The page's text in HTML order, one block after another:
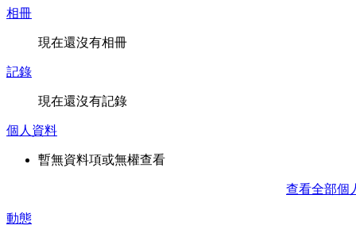
相冊
現在還沒有相冊
記錄
現在還沒有記錄
個人資料
暫無資料項或無權查看
查看全部個
動態